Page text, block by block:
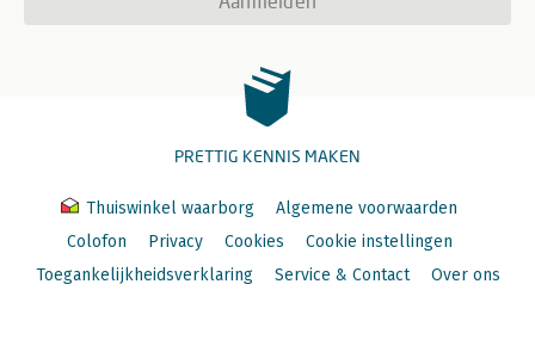
PRETTIG KENNIS MAKEN
Thuiswinkel waarborg
Algemene voorwaarden
Colofon
Privacy Cookies
Cookie instellingen
Toegankelijkheidsverklaring
Service & Contact Over ons